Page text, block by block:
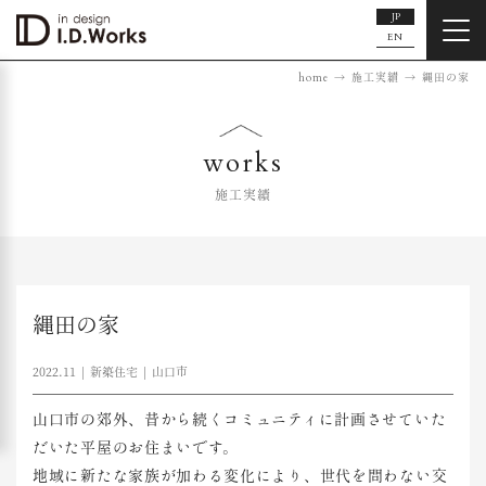
JP
EN
home 施工実績 縄田の家
works
施工実績
縄田の家
2022.11 新築住宅 山口市
山口市の郊外、昔から続くコミュニティに計画させていた
だいた平屋のお住まいです。
地域に新たな家族が加わる変化により、世代を問わない交